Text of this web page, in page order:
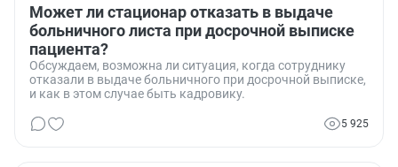
Может ли стационар отказать в выдаче
больничного листа при досрочной выписке
пациента?
Обсуждаем, возможна ли ситуация, когда сотруднику
отказали в выдаче больничного при досрочной выписке,
и как в этом случае быть кадровику.
5 925